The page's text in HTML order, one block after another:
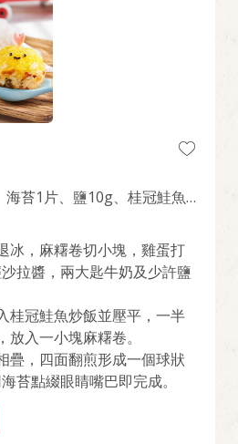
苔1片、鹽10g、桂冠鮭魚
1條、黃金麻糬捲1盒
冰，麻糬卷切小塊，雞蛋打
拉醬，兩大匙牛奶及少許鹽
桂冠鮭魚炒飯並壓平，一半
入一小塊麻糬卷。
疊，四面翻煎形成一個球狀
苔點綴眼睛嘴巴即完成。